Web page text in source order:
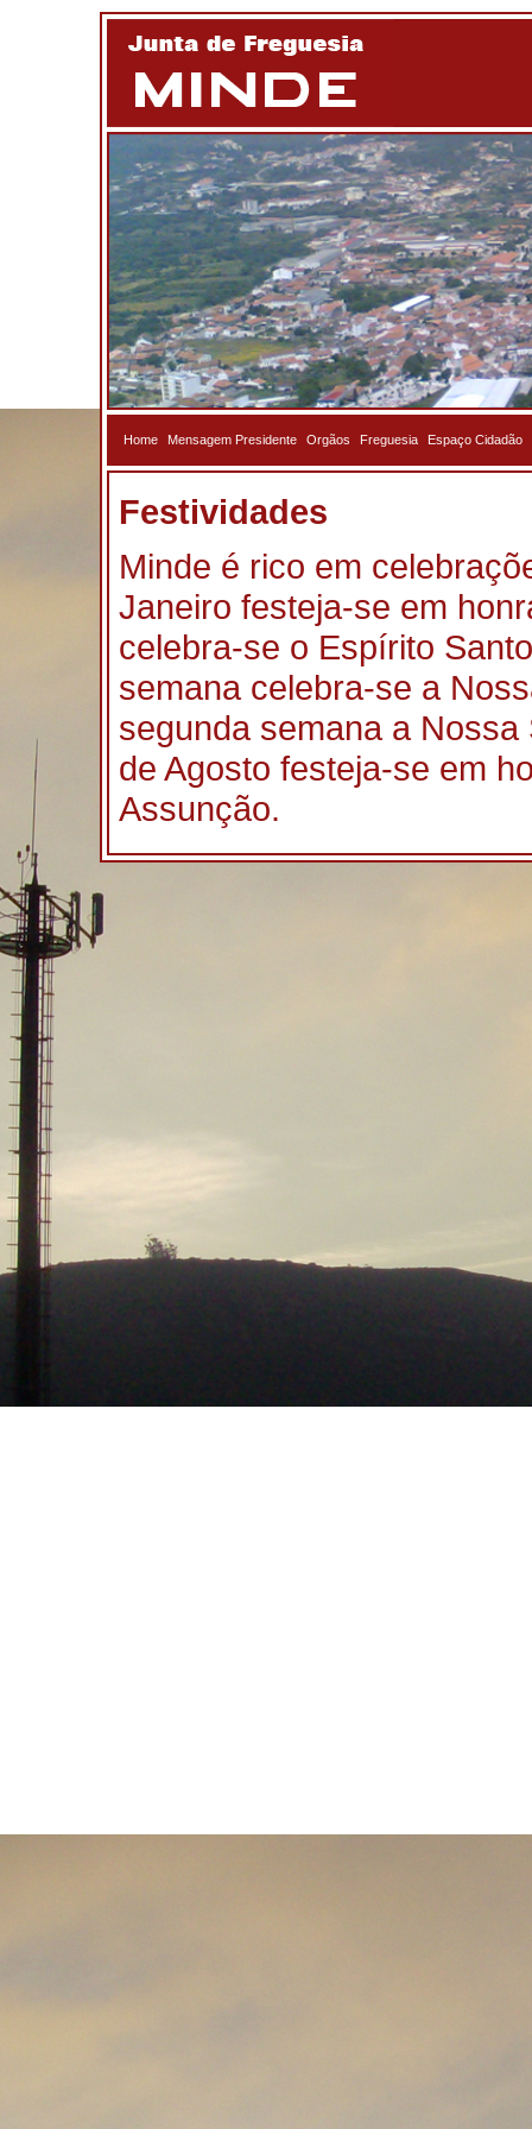
Home Mensagem Presidente Orgãos Freguesia Espaço Cidadão
Festividades
Minde é rico em
Janeiro festeja-se em
celebra-se o Espírito
semana celebra-se a
segunda semana a
de Agosto festeja-se em
Assunção.